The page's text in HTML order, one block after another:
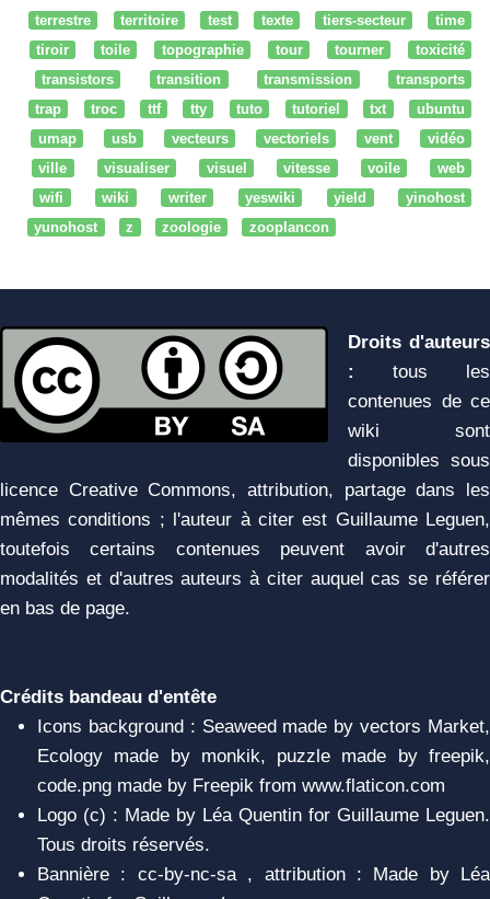
terrestre
territoire test texte tiers-secteur
time
tiroir
toile topographie tour tourner
toxicité
transistors
transition transmission
transports
trap
troc ttf tty tuto tutoriel txt
ubuntu
umap
usb vecteurs vectoriels vent
vidéo
ville
visualiser visuel vitesse voile
web
wifi
wiki writer yeswiki yield
yinohost
yunohost
z zoologie zooplancon
Droits d'auteurs
:
tous les
contenues de ce
wiki sont
disponibles sous
licence Creative Commons, attribution, partage dans les
mêmes conditions ; l'auteur à citer est Guillaume Leguen,
toutefois certains contenues peuvent avoir d'autres
modalités et d'autres auteurs à citer auquel cas se référer
en bas de page.
Crédits bandeau d'entête
Icons background : Seaweed made by vectors Market,
Ecology made by monkik, puzzle made by freepik,
code.png made by Freepik from www.flaticon.com
Logo (c) : Made by Léa Quentin for Guillaume Leguen.
Tous droits réservés.
Bannière : cc-by-nc-sa , attribution : Made by Léa